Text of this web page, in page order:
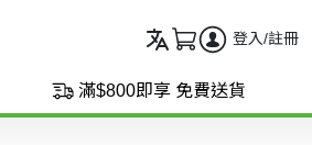
登入/註冊
滿$800即享 免費送貨